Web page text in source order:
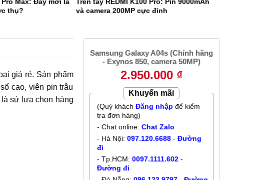
thụ?
và camera 200MP cực đỉnh
giá rẻ. Sản phẩm
cao, viên pin trâu
sử lựa chọn hàng
Samsung Galaxy A04s (Chính hãng
- Exynos 850, camera 50MP)
2.950.000 ₫
Khuyến mãi
(Quý khách Đăng nhập để kiểm
tra đơn hàng)
- Chat online: Chat Zalo
- Hà Nội: 097.120.6688- Đường
đi
- Tp.HCM: 0097.1111.602-
Đường đi